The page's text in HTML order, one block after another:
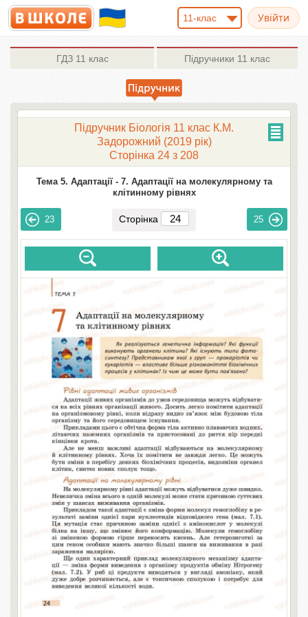
11-клас
ГДЗ11 клас Підручники 11 клас
Підручник Біологія 11 клас К.М.
Задорожний (2019 рік)
Сторінка 24 з 208
Тема 5. Адаптації - 7. Адаптації на молекулярному та
клітинному рівнях
23 Сторінка 25